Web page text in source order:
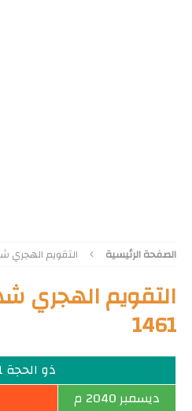
الصفحة الرئيسية التقويم الهجري
التقويم الهجري
1461
ذو الحجة 1461
ديسمبر 2040 م